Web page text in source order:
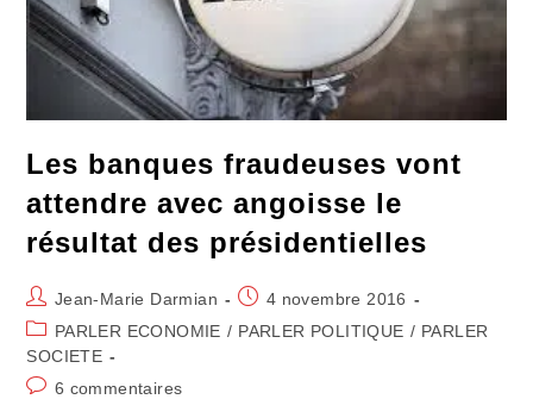
Les banques fraudeuses vont
attendre avec angoisse le
résultat des présidentielles
Auteur/autrice
de
la
publication :
Jean-Marie Darmian
Publication
publiée :
4 novembre 2016
Post
category:
PARLER ECONOMIE / PARLER POLITIQUE / PARLER
SOCIETE
Commentaires
6 commentaires